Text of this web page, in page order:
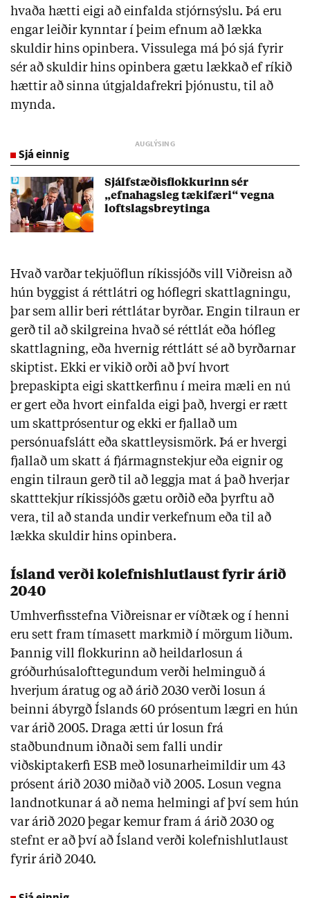
hvaða hætti eigi að einfalda stjórnsýslu. Þá eru
engar leiðir kynntar í þeim efnum að lækka
skuldir hins opinbera. Vissulega má þó sjá fyrir
sér að skuldir hins opinbera gætu lækkað ef ríkið
hættir að sinna útgjaldafrekri þjónustu, til að
mynda.
Sjá einnig
Sjálfstæðisflokkurinn sér
„efnahagsleg tækifæri“ vegna
loftslagsbreytinga
Hvað varðar tekjuöflun ríkissjóðs vill Viðreisn að
hún byggist á réttlátri og hóflegri skattlagningu,
þar sem allir beri réttlátar byrðar. Engin tilraun er
gerð til að skilgreina hvað sé réttlát eða hófleg
skattlagning, eða hvernig réttlátt sé að byrðarnar
skiptist. Ekki er vikið orði að því hvort
þrepaskipta eigi skattkerfinu í meira mæli en nú
er gert eða hvort einfalda eigi það, hvergi er rætt
um skattprósentur og ekki er fjallað um
persónuafslátt eða skattleysismörk. Þá er hvergi
fjallað um skatt á fjármagnstekjur eða eignir og
engin tilraun gerð til að leggja mat á það hverjar
skatttekjur ríkissjóðs gætu orðið eða þyrftu að
vera, til að standa undir verkefnum eða til að
lækka skuldir hins opinbera.
Ísland verði kolefnishlutlaust fyrir árið
2040
Umhverfisstefna Viðreisnar er víðtæk og í henni
eru sett fram tímasett markmið í mörgum liðum.
Þannig vill flokkurinn að heildarlosun á
gróðurhúsalofttegundum verði helminguð á
hverjum áratug og að árið 2030 verði losun á
beinni ábyrgð Íslands 60 prósentum lægri en hún
var árið 2005. Draga ætti úr losun frá
staðbundnum iðnaði sem falli undir
viðskiptakerfi ESB með losunarheimildir um 43
prósent árið 2030 miðað við 2005. Losun vegna
landnotkunar á að nema helmingi af því sem hún
var árið 2020 þegar kemur fram á árið 2030 og
stefnt er að því að Ísland verði kolefnishlutlaust
fyrir árið 2040.